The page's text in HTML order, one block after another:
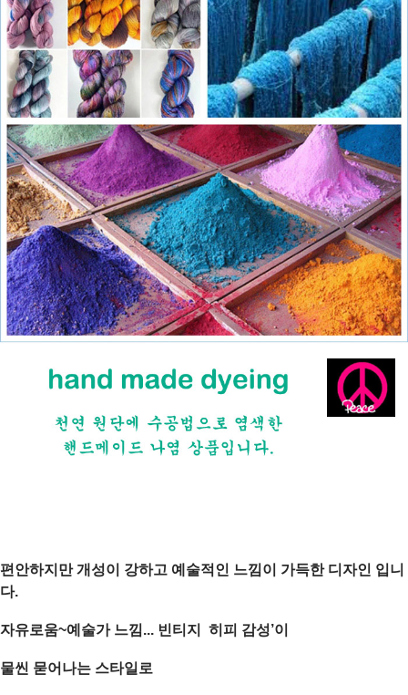
편안하지만 개성이 강하고 예술적인 느낌이 가득한 디자인 입니
다.
자유로움~예술가 느낌... 빈티지 히피 감성’이
물씬 묻어나는 스타일로